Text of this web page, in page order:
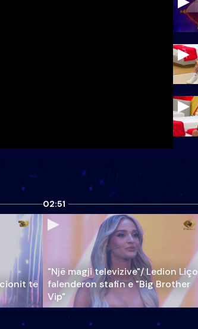
të
02:51
"Një magji televizive"/ Ledion Liço
falenderon stafin e "Big Brother
Vip"